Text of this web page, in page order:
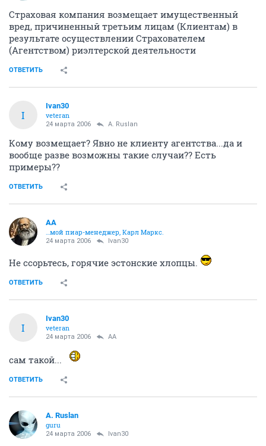
Страховая компания возмещает имущественный
вред, причиненный третьим лицам (Клиентам) в
результате осуществлении Страхователем
(Агентством) риэлтерской деятельности
ОТВЕТИТЬ
I
Ivan30
veteran
24 марта 2006 A. Ruslan
Кому возмещает? Явно не клиенту агентства...да и
вообще разве возможны такие случаи?? Есть
примеры??
ОТВЕТИТЬ
AA
…мой пиар-менеджер, Карл Маркс.
24 марта 2006 Ivan30
Не ссорьтесь, горячие эстонские хлопцы.
ОТВЕТИТЬ
I
Ivan30
veteran
24 марта 2006 AA
сам такой...
ОТВЕТИТЬ
A. Ruslan
guru
24 марта 2006 Ivan30